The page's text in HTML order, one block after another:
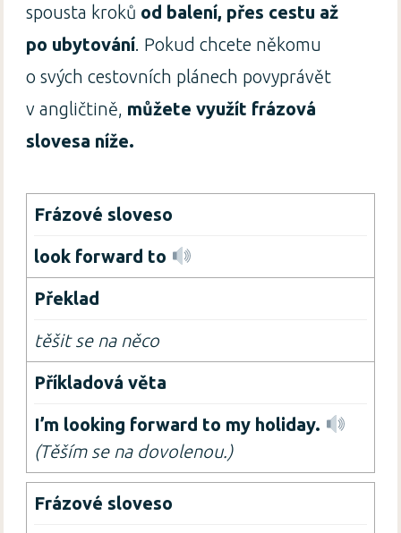
spousta kroků od balení, přes cestu až
po ubytování . Pokud chcete někomu
o svých cestovních plánech povyprávět
v angličtině, můžete využít frázová
slovesa níže.
look forward to
těšit se na něco
I’m looking forward to my holiday.
(Těším se na dovolenou.)